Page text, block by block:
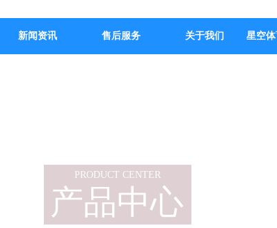
新闻资讯 售后服务 关于我们 星空体
产品中心
PRODUCT CENTER